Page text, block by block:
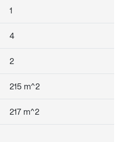
1
4
2
215 m^2
217 m^2